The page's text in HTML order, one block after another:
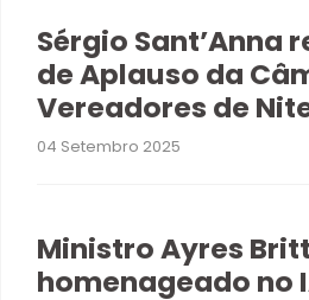
Sérgio Sant’Anna
de Aplauso da
Vereadores de
04 Setembro 2025
Ministro Ayres
homenageado no